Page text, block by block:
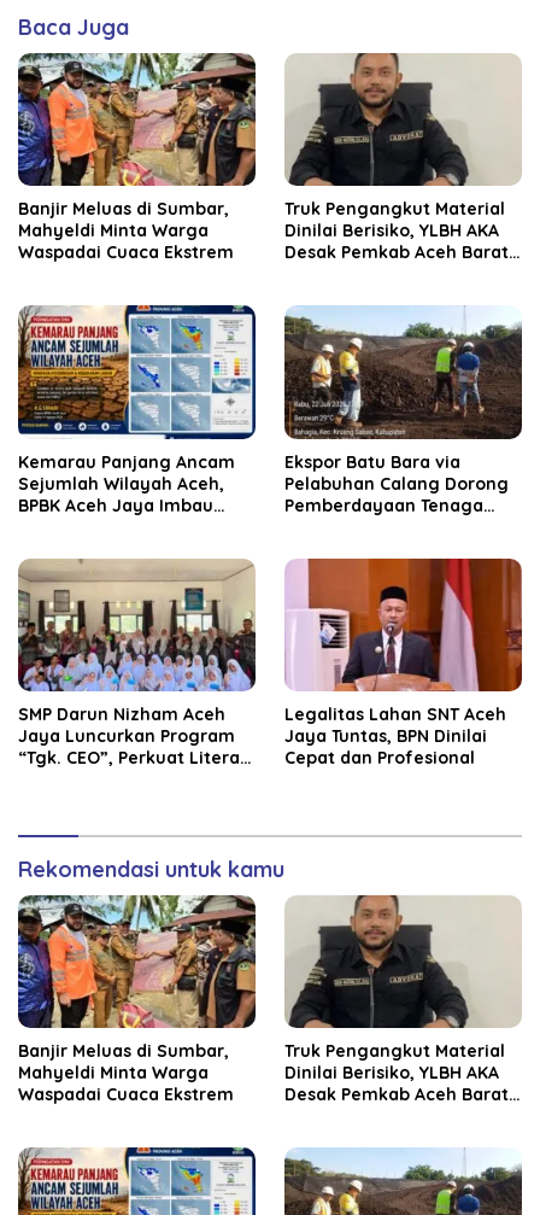
Baca Juga
Banjir Meluas di Sumbar,
Mahyeldi Minta Warga
Waspadai Cuaca Ekstrem
Truk Pengangkut Material
Dinilai Berisiko, YLBH AKA
Desak Pemkab Aceh Barat
Kemarau Panjang Ancam
Sejumlah Wilayah Aceh,
BPBK Aceh Jaya Imbau
‎Ekspor Batu Bara via
Pelabuhan Calang Dorong
Pemberdayaan Tenaga
SMP Darun Nizham Aceh
Jaya Luncurkan Program
“Tgk. CEO”, Perkuat Literasi
Legalitas Lahan SNT Aceh
Jaya Tuntas, BPN Dinilai
Cepat dan Profesional
Rekomendasi untuk kamu
Banjir Meluas di Sumbar,
Mahyeldi Minta Warga
Waspadai Cuaca Ekstrem
Truk Pengangkut Material
Dinilai Berisiko, YLBH AKA
Desak Pemkab Aceh Barat